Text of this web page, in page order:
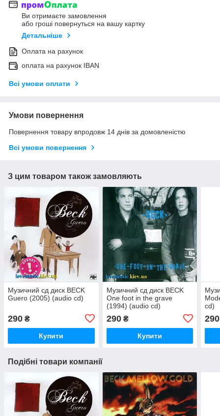
Ви отримаєте замовлення
або гроші повернуться на вашу картку
Детальніше
Оплата на рахунок
оплата на рахунок IBAN
Всі умови оплати
Умови повернення
Повернення товару впродовж 14 днів за домовленістю
Всі умови повернення
З цим товаром також замовляють
Музичний сд диск BECK
Guero (2005) (audio cd)
290 ₴
Купити
Музичний сд диск BECK
One foot in the grave
(1994) (audio cd)
290₴
Купити
cd)
290
Подібні товари компанії